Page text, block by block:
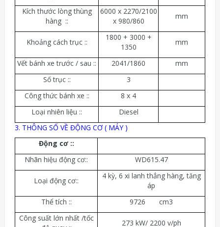
Kích thước lòng thùng
hàng ::
6000 x 2270/2100
x 980/860
mm
Khoảng cách trục ::
1800 + 3000 +
1350
mm
Vết bánh xe trước / sau :: 2041/1860
mm
Số trục ::
3
Công thức bánh xe ::
8 x 4
Loại nhiên liệu ::
Diesel
3. THÔNG SỐ VỀ ĐỘNG CƠ ( MÁY )
Động cơ ::
Nhãn hiệu động cơ::
WD615.47
Loại động cơ::
4 kỳ, 6 xi lanh thẳng hàng, tăng
áp
Thể tích ::
9726 cm3
Công suất lớn nhất /tốc
273 kW/ 2200 v/ph